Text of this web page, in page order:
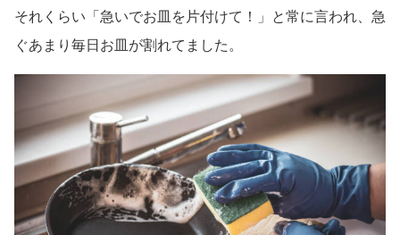
それくらい「急いでお皿を片付けて！」と常に言われ、急
ぐあまり毎日お皿が割れてました。